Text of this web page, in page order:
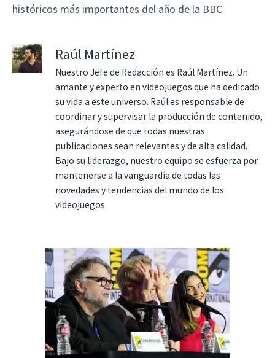
históricos más importantes del año de la BBC
Raúl Martínez
Nuestro Jefe de Redacción es Raúl Martínez. Un
amante y experto en videojuegos que ha dedicado
su vida a este universo. Raúl es responsable de
coordinar y supervisar la producción de contenido,
asegurándose de que todas nuestras
publicaciones sean relevantes y de alta calidad.
Bajo su liderazgo, nuestro equipo se esfuerza por
mantenerse a la vanguardia de todas las
novedades y tendencias del mundo de los
videojuegos.